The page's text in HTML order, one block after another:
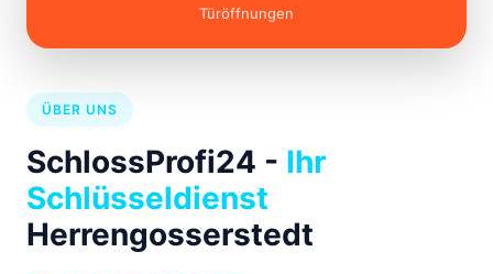
Türöffnungen
ÜBER UNS
SchlossProfi24 - Ihr
Schlüsseldienst
Herrengosserstedt